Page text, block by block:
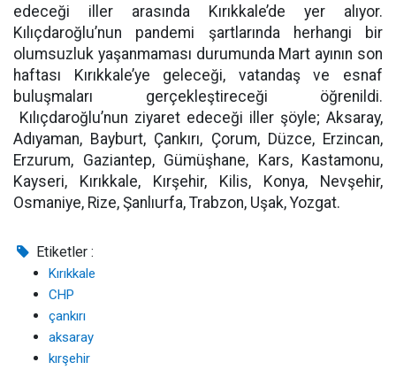
edeceği iller arasında Kırıkkale’de yer alıyor.
Kılıçdaroğlu’nun pandemi şartlarında herhangi bir
olumsuzluk yaşanmaması durumunda Mart ayının son
haftası Kırıkkale’ye geleceği, vatandaş ve esnaf
buluşmaları gerçekleştireceği öğrenildi.
Kılıçdaroğlu’nun ziyaret edeceği iller şöyle; Aksaray,
Adıyaman, Bayburt, Çankırı, Çorum, Düzce, Erzincan,
Erzurum, Gaziantep, Gümüşhane, Kars, Kastamonu,
Kayseri, Kırıkkale, Kırşehir, Kilis, Konya, Nevşehir,
Osmaniye, Rize, Şanlıurfa, Trabzon, Uşak, Yozgat.
Etiketler :
Kırıkkale
CHP
çankırı
aksaray
kırşehir